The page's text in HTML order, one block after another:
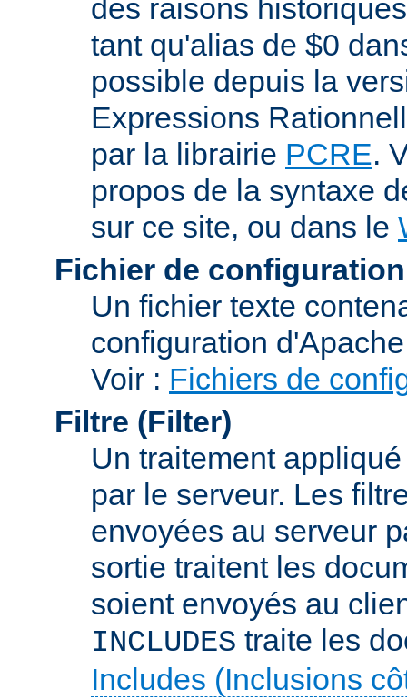
des raisons
tant qu'alias de $0
possible depuis la
Expressions
par la librairie PCRE.
propos de la syntaxe
sur ce site, ou dans le
Fichier de
Un fichier texte
configuration
Voir : Fichiers de
Filtre (Filter)
Un traitement
par le serveur. Les
envoyées au serveur
sortie traitent les
soient envoyés au
INCLUDES traite les
Includes (Inclusions